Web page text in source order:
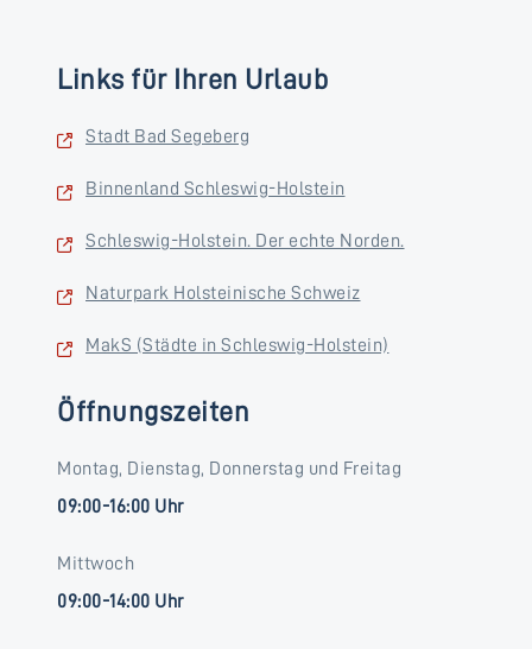
Links für Ihren Urlaub
Stadt Bad Segeberg
Binnenland Schleswig-Holstein
Schleswig-Holstein. Der echte Norden.
Naturpark Holsteinische Schweiz
MakS (Städte in Schleswig-Holstein)
Öffnungszeiten
Montag, Dienstag, Donnerstag und Freitag
09:00-16:00 Uhr
Mittwoch
09:00-14:00 Uhr